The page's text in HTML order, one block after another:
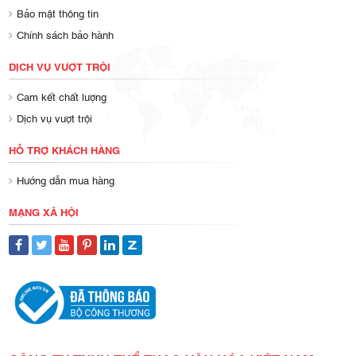
Bảo mật thông tin
Chính sách bảo hành
DỊCH VỤ VƯỢT TRỘI
Cam kết chất lượng
Dịch vụ vượt trội
HỖ TRỢ KHÁCH HÀNG
Hướng dẫn mua hàng
MẠNG XÃ HỘI